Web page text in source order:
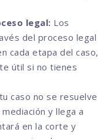
legal: Los
del proceso legal
cada etapa del caso,
útil si no tienes
caso no se resuelve
y llega a
en la corte y